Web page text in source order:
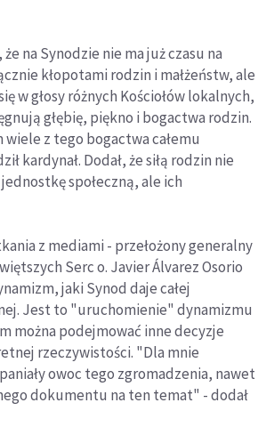
na Synodzie nie ma już czasu na
kłopotami rodzin i małżeństw, ale
w głosy różnych Kościołów lokalnych,
głębię, piękno i bogactwa rodzin.
wiele z tego bogactwa całemu
kardynał. Dodał, że siłą rodzin nie
społeczną, ale ich
z mediami - przełożony generalny
Serc o. Javier Álvarez Osorio
jaki Synod daje całej
Jest to "uruchomienie" dynamizmu
można podejmować inne decyzje
rzeczywistości. "Dla mnie
owoc tego zgromadzenia, nawet
dokumentu na ten temat" - dodał